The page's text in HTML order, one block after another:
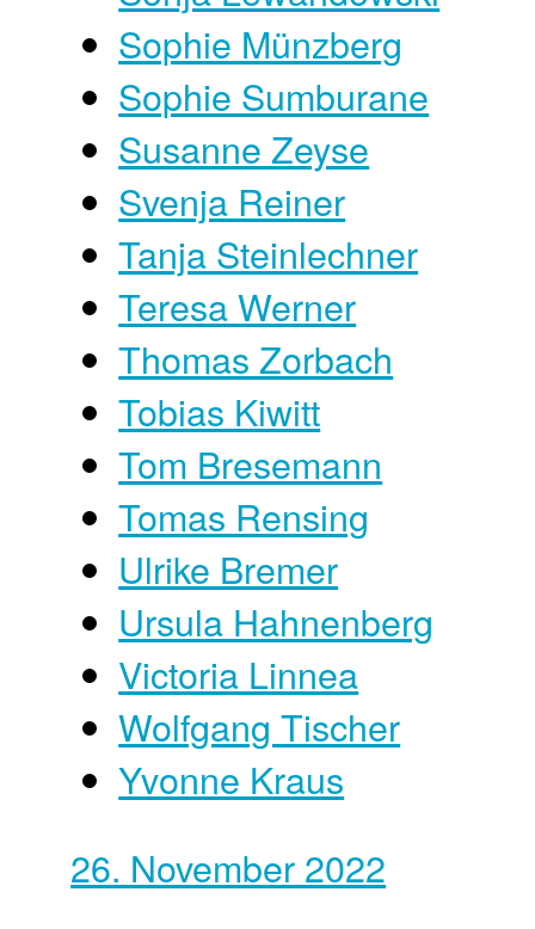
Sophie Münzberg
Sophie Sumburane
Susanne Zeyse
Svenja Reiner
Tanja Steinlechner
Teresa Werner
Thomas Zorbach
Tobias Kiwitt
Tom Bresemann
Tomas Rensing
Ulrike Bremer
Ursula Hahnenberg
Victoria Linnea
Wolfgang Tischer
Yvonne Kraus
26. November 2022